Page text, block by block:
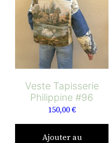
Veste Tapisserie
Philippine #96
150,00€
Ajouter au